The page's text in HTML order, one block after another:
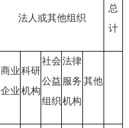
法人或其他组织
总
计
商业
企业
科研
机构
社会
公益
组织
法律
服务
机构
其他